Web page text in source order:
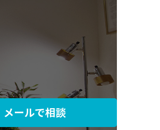
メールで相談